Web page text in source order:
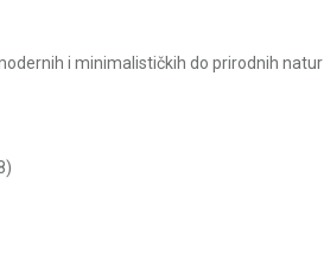
i minimalističkih do prirodnih natur